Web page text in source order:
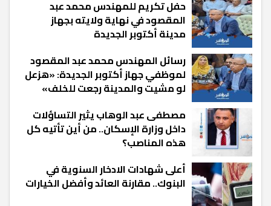
حفل تكريم للمهندس محمد عبد
المقصود في نهاية ولايته بجهاز
مدينة أكتوبر الجديدة
رسائل المهندس محمد عبد المقصود
لموظفي جهاز أكتوبر الجديدة: «هزعل
لو مشيت والمدينة رجعت للخلف»
مصطفى عبد الوهاب يثير التساؤلات
داخل وزارة الإسكان.. من أين تأتيه كل
هذه المناصب؟
أعلى شهادات الادخار السنوية في
البنوك.. مقارنة العائد وأفضل الخيارات